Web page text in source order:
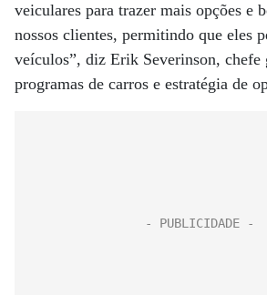
veiculares para trazer mais opções e
nossos clientes, permitindo que eles
veículos”, diz Erik Severinson, chefe
programas de carros e estratégia de